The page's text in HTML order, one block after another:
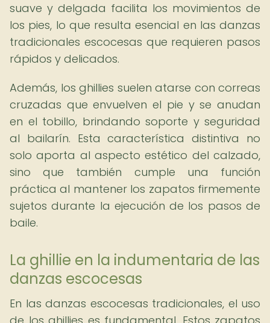
suave y delgada facilita los movimientos de
los pies, lo que resulta esencial en las danzas
tradicionales escocesas que requieren pasos
rápidos y delicados.
Además, los ghillies suelen atarse con correas
cruzadas que envuelven el pie y se anudan
en el tobillo, brindando soporte y seguridad
al bailarín. Esta característica distintiva no
solo aporta al aspecto estético del calzado,
sino que también cumple una función
práctica al mantener los zapatos firmemente
sujetos durante la ejecución de los pasos de
baile.
La ghillie en la indumentaria de las
danzas escocesas
En las danzas escocesas tradicionales, el uso